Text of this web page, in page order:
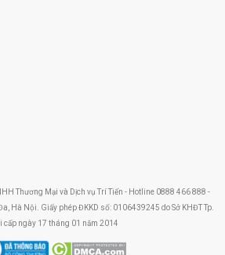
Thương Mại và Dịch vụ Trí Tiến - Hotline 0888 466 888 -
Hà Nội. Giấy phép ĐKKD số: 0106439245 do Sở KHĐT Tp.
cấp ngày 17 tháng 01 năm 2014